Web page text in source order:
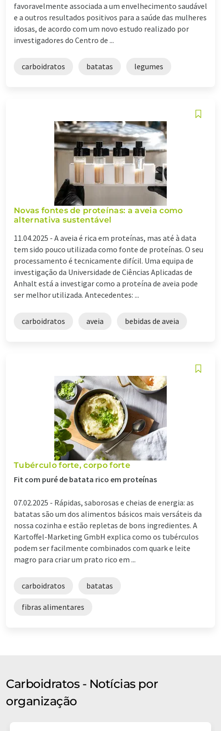
favoravelmente associada a um envelhecimento saudável
e a outros resultados positivos para a saúde das mulheres
idosas, de acordo com um novo estudo realizado por
investigadores do Centro de ...
carboidratos batatas legumes
Novas fontes de proteínas: a aveia como
alternativa sustentável
11.04.2025 - A aveia é rica em proteínas, mas até à data
tem sido pouco utilizada como fonte de proteínas. O seu
processamento é tecnicamente difícil. Uma equipa de
investigação da Universidade de Ciências Aplicadas de
Anhalt está a investigar como a proteína de aveia pode
ser melhor utilizada. Antecedentes: ...
carboidratos aveia bebidas de aveia
Tubérculo forte, corpo forte
Fit com puré de batata rico em proteínas
07.02.2025 - Rápidas, saborosas e cheias de energia: as
batatas são um dos alimentos básicos mais versáteis da
nossa cozinha e estão repletas de bons ingredientes. A
Kartoffel-Marketing GmbH explica como os tubérculos
podem ser facilmente combinados com quark e leite
magro para criar um prato rico em ...
carboidratos batatas
fibras alimentares
Carboidratos - Notícias por
organização